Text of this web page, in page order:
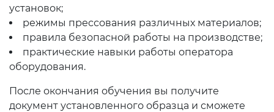
установок;
режимы прессования различных материалов;
правила безопасной работы на производстве;
практические навыки работы оператора
оборудования.
После окончания обучения вы получите
документ установленного образца и сможете